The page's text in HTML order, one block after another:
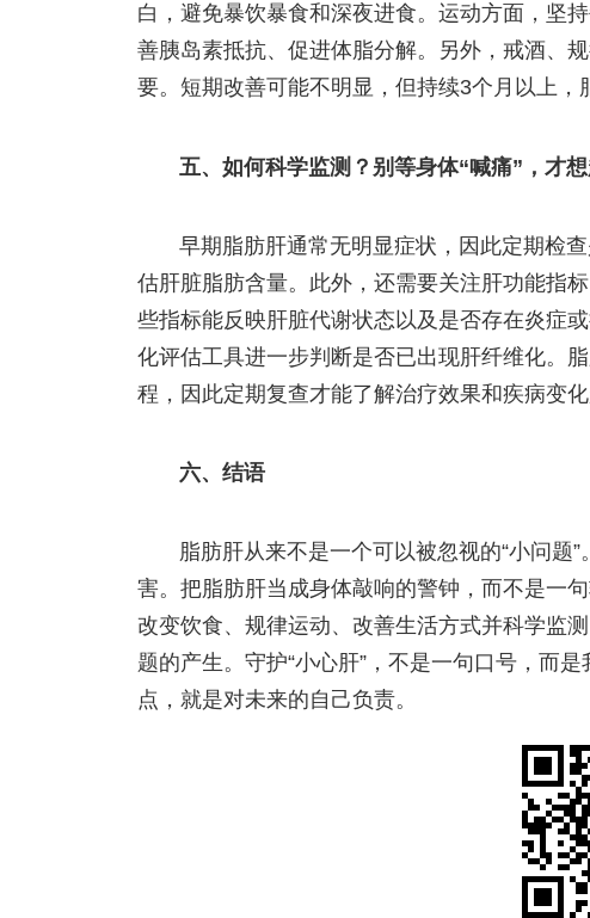
白，避免暴饮暴食和深夜进食。运动方面，坚
善胰岛素抵抗、促进体脂分解。另外，戒酒、
要。短期改善可能不明显，但持续3个月以上，
五、如何科学监测？别等身体“喊痛”，才
早期脂肪肝通常无明显症状，因此定期检
估肝脏脂肪含量。此外，还需要关注肝功能指
些指标能反映肝脏代谢状态以及是否存在炎症
化评估工具进一步判断是否已出现肝纤维化。
程，因此定期复查才能了解治疗效果和疾病变化
六、 结语
脂肪肝从来不是一个可以被忽视的“小问题
害。把脂肪肝当成身体敲响的警钟，而不是一
改变饮食、规律运动、改善生活方式并科学监
题的产生。守护“小心肝”，不是一句口号，而
点，就是对未来的自己负责。